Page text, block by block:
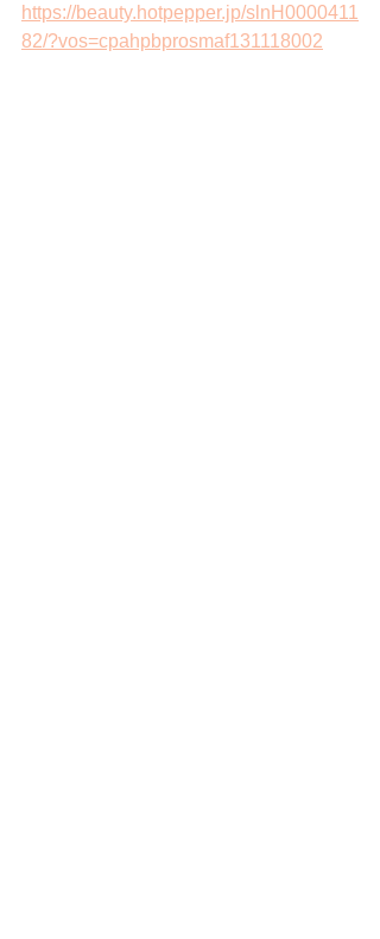
https://beauty.hotpepper.jp/slnH0000411
82/?vos=cpahpbprosmaf131118002